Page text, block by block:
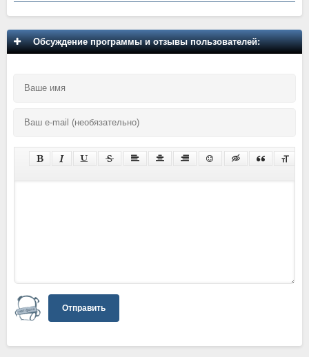
Обсуждение программы и отзывы пользователей:
Отправить